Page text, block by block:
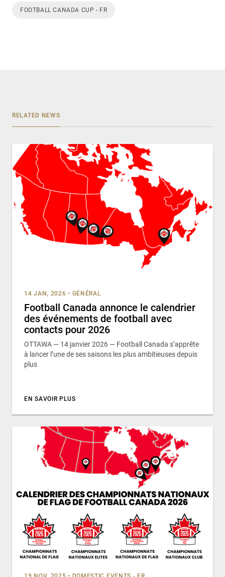
FOOTBALL CANADA CUP - FR
RELATED NEWS
14 JAN, 2026 • GÉNÉRAL
Football Canada annonce le calendrier
des événements de football avec
contacts pour 2026
OTTAWA — 14 janvier 2026 — Football Canada s’apprête
à lancer l’une de ses saisons les plus ambitieuses depuis
plus
EN SAVOIR PLUS